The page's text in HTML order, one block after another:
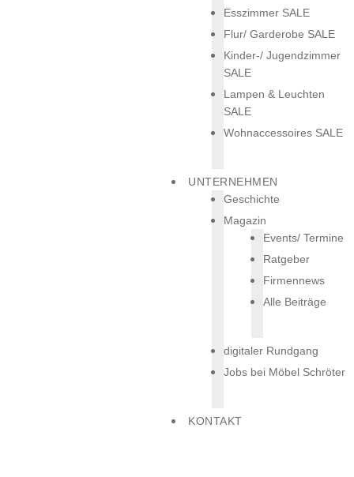
Esszimmer SALE
Flur/ Garderobe SALE
Kinder-/ Jugendzimmer
SALE
Lampen & Leuchten
SALE
Wohnaccessoires SALE
UNTERNEHMEN
Geschichte
Magazin
Events/ Termine
Ratgeber
Firmennews
Alle Beiträge
digitaler Rundgang
Jobs bei Möbel Schröter
KONTAKT